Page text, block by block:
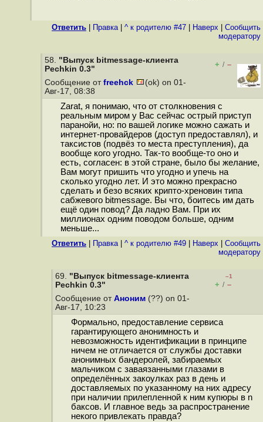
Ответить Правка| ^ к родителю #47 Наверх
Cообщить
модератору
58. "Выпуск bitmessage-клиента
Pechkin 0.3"
+ / –
Сообщение от freehck
(ok) on 01-
Авг-17, 08:38
Zarat, я понимаю, что от столкновения с
реальным миром у Вас сейчас острый приступ
паранойи, но: по вашей логике можно сажать и
интернет-провайдеров (доступ предоставлял), и
таксистов (подвёз то места преступления), да
вообще кого угодно. Так-то вообще-то оно и
есть, согласен: в этой стране, было бы желание,
Вам могут пришить что угодно и упечь на
сколько угодно лет. И это можно прекрасно
сделать и безо всяких крипто-хреновин типа
сабжевого bitmessage. Вы что, боитесь им дать
ещё один повод? Да ладно Вам. При их
миллионах одним поводом больше, одним
меньше...
Ответить Правка| ^ к родителю #49 Наверх
Cообщить
модератору
69. "Выпуск bitmessage-клиента
Pechkin 0.3"
–1
+ / –
Сообщение от Аноним (??) on 01-
Авг-17, 10:23
Формально, предоставление сервиса
гарантирующего анонимность и
невозможность идентификации в принципе
ничем не отличается от службы доставки
анонимных бандеролей, забираемых
мальчиком с заваязанными глазами в
определённых закоулках раз в день и
доставляемых по указанному на них адресу
при наличии прилепленной к ним купюры в n
баксов. И главное ведь за распространение
некого привлекать правда?